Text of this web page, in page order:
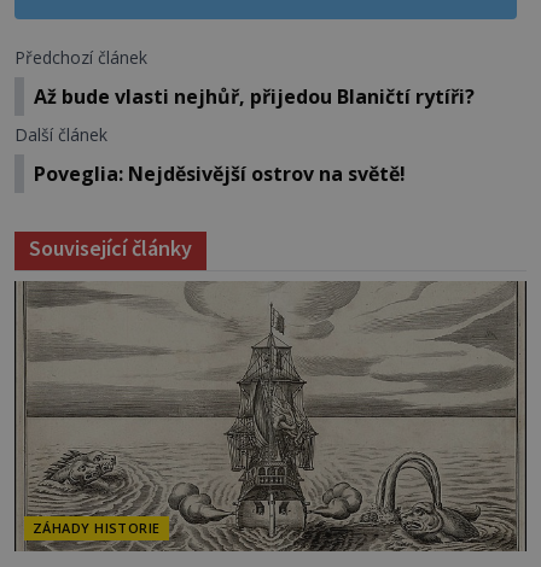
Předchozí článek
Až bude vlasti nejhůř, přijedou Blaničtí rytíři?
Další článek
Poveglia: Nejděsivější ostrov na světě!
Související články
ZÁHADY HISTORIE